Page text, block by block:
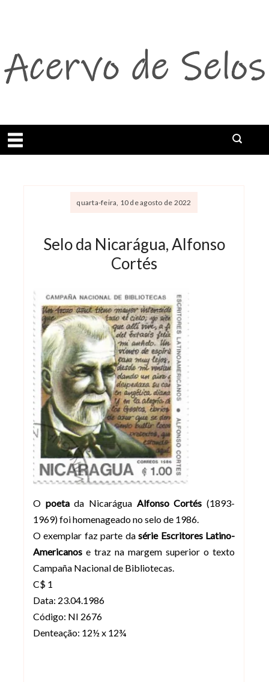
Abrir menu
quarta-feira, 10 de agosto de 2022
Selo da Nicarágua, Alfonso
Cortés
O poetada Nicarágua Alfonso Cortés(1893-
1969) foi homenageado no selo de 1986.
O exemplar faz parte dasérie Escritores Latino-
Americanos e traz na margem superior o texto
Campaña Nacional de Bibliotecas.
C$ 1
Data: 23.04.1986
Código: NI 2676
Denteação: 12½ x 12¾